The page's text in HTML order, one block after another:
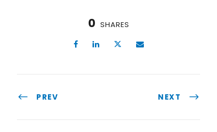
0 SHARES
PREV NEXT